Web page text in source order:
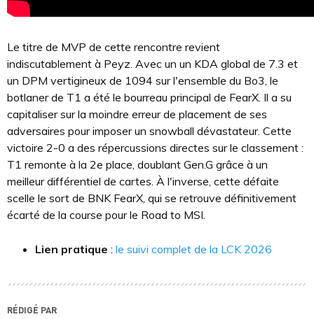
Le titre de MVP de cette rencontre revient
indiscutablement à Peyz. Avec un un KDA global de 7.3 et
un DPM vertigineux de 1094 sur l'ensemble du Bo3, le
botlaner de T1 a été le bourreau principal de FearX. Il a su
capitaliser sur la moindre erreur de placement de ses
adversaires pour imposer un snowball dévastateur. Cette
victoire 2-0 a des répercussions directes sur le classement :
T1 remonte à la 2e place, doublant Gen.G grâce à un
meilleur différentiel de cartes. À l'inverse, cette défaite
scelle le sort de BNK FearX, qui se retrouve définitivement
écarté de la course pour le Road to MSI.
Lien pratique : le suivi complet de la LCK 2026
RÉDIGÉ PAR